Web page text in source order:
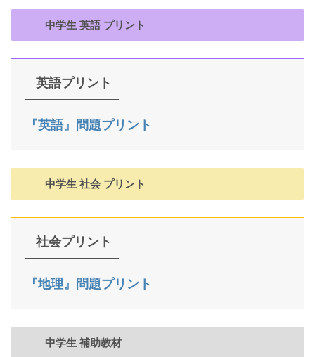
中学生 英語 プリント
英語プリント
『英語』問題プリント
中学生 社会 プリント
社会プリント
『地理』問題プリント
中学生 補助教材